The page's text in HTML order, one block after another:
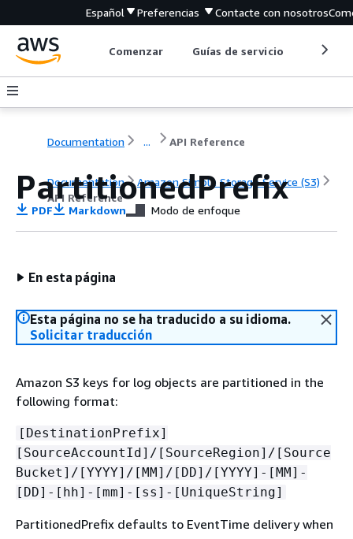
Español Preferencias Contacte con nosotros
Comenzar Guías de servicio
Documentation ... API Reference
Documentation
Amazon Simple Storage Service (S3)
API Reference
PartitionedPrefix
PDF Markdown Modo de enfoque
En esta página
Esta página no se ha traducido a su idioma.
Solicitar traducción
Amazon S3 keys for log objects are partitioned in the
following format:
[DestinationPrefix]
[SourceAccountId]/[SourceRegion]/[Source
Bucket]/[YYYY]/[MM]/[DD]/[YYYY]-[MM]-
[DD]-[hh]-[mm]-[ss]-[UniqueString]
PartitionedPrefix defaults to EventTime delivery when